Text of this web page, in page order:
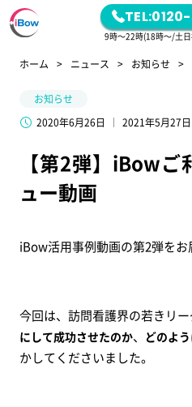
9時～22時(18時～/土
ホーム ニュース お知らせ
お知らせ
2020年6月26日
2021年5月27
【第2弾】iBow
ュー動画
iBow活用事例動画の第2弾をお
今回は、訪問看護界の若きリー
にして成功させたのか、 どのよ
かしてくださいました。